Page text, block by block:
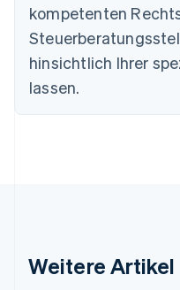
kompetenten
hinsichtlich Ihrer
lassen.
Weitere Artikel
Estland
Festlandchina
简体中文English
Finnland
English
Frankreich
Irland